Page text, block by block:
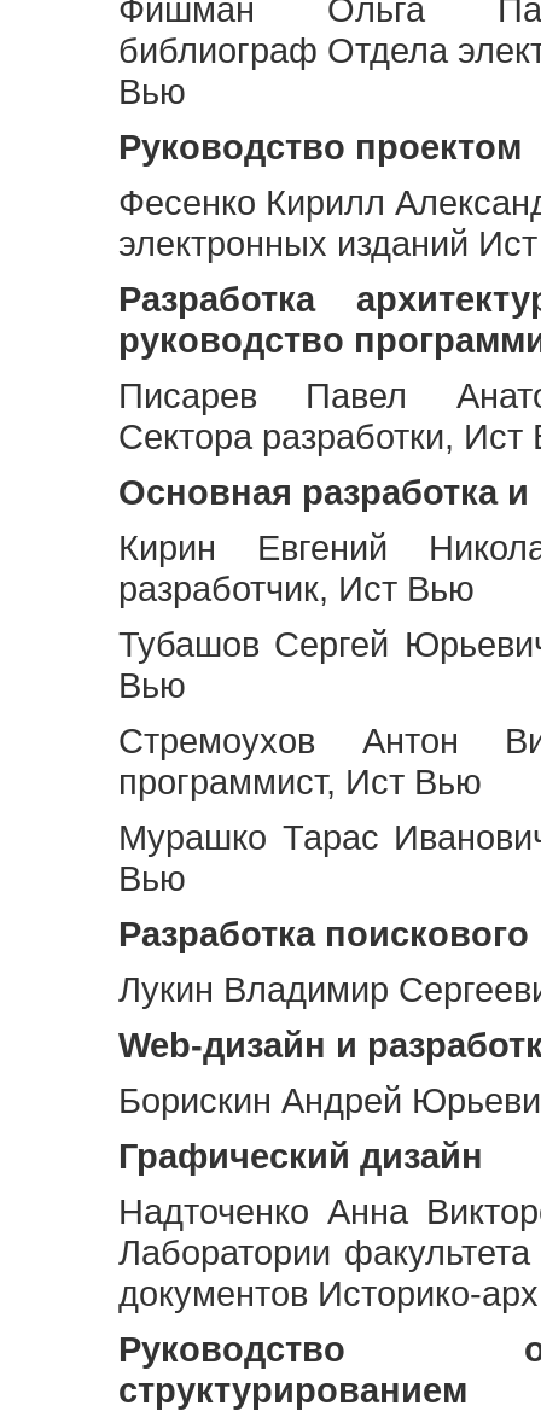
Фишман Ольга
библиограф Отдела
Вью
Руководство проектом
Фесенко Кирилл
электронных изданий
Разработка
руководство
Писарев Павел
Сектора разработки,
Основная разработка
Кирин Евгений
разработчик, Ист Вью
Тубашов Сергей
Вью
Стремоухов Антон
программист, Ист Вью
Мурашко Тарас
Вью
Разработка
Лукин Владимир
Web-дизайн и
Борискин Андрей
Графический дизайн
Надточенко Анна
Лаборатории
документов Историко-
Руководство
структурированием